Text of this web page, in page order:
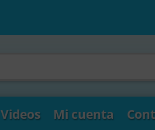
Videos Mi cuenta